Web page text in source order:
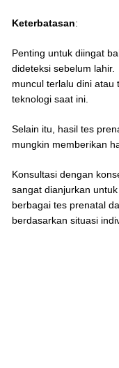
Keterbatasan:
Penting untuk diingat
dideteksi sebelum
muncul terlalu dini atau
teknologi saat ini.
Selain itu, hasil tes
mungkin memberikan
Konsultasi dengan
sangat dianjurkan
berbagai tes prenatal
berdasarkan situasi